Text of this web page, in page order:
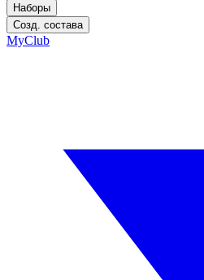
Наборы
Созд. состава
MyClub